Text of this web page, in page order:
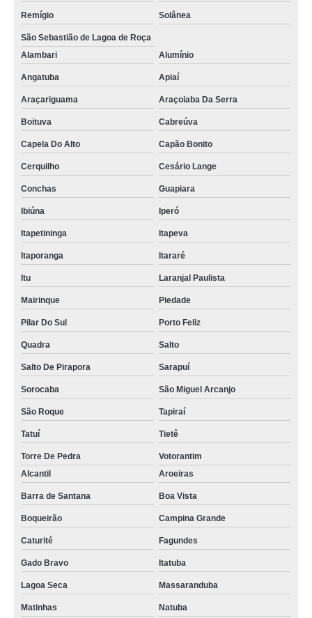
Remígio Solânea
São Sebastião de Lagoa de Roça
Alambari
Alumínio
Angatuba Apiaí
Araçariguama Araçoiaba Da Serra
Boituva Cabreúva
Capela Do Alto Capão Bonito
Cerquilho Cesário Lange
Conchas Guapiara
Ibiúna Iperó
Itapetininga Itapeva
Itaporanga Itararé
Itu Laranjal Paulista
Mairinque Piedade
Pilar Do Sul Porto Feliz
Quadra Salto
Salto De Pirapora Sarapuí
Sorocaba São Miguel Arcanjo
São Roque Tapiraí
Tatuí Tietê
Torre De Pedra
Votorantim
Alcantil
Aroeiras
Barra de Santana Boa Vista
Boqueirão Campina Grande
Caturité Fagundes
Gado Bravo Itatuba
Lagoa Seca Massaranduba
Matinhas Natuba